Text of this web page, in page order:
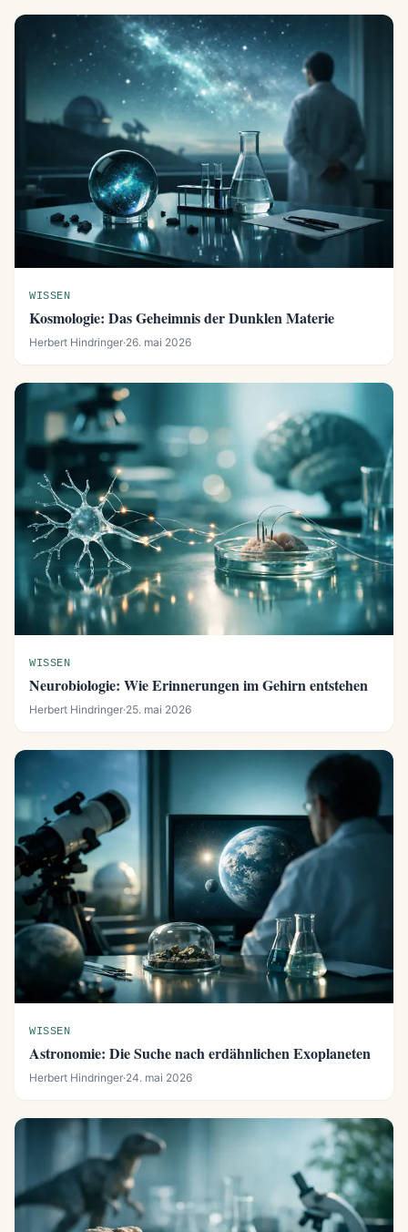
WISSEN
Kosmologie: Das Geheimnis der Dunklen Materie
Herbert Hindringer·26. mai 2026
WISSEN
Neurobiologie: Wie Erinnerungen im Gehirn entstehen
Herbert Hindringer·25. mai 2026
WISSEN
Astronomie: Die Suche nach erdähnlichen Exoplaneten
Herbert Hindringer·24. mai 2026